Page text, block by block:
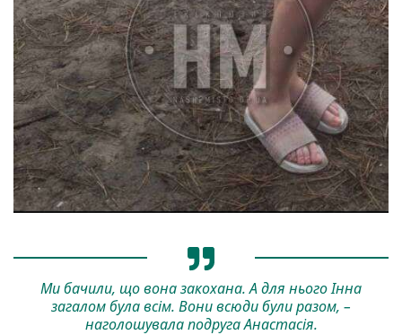
Ми бачили, що вона закохана. А для нього Інна
загалом була всім. Вони всюди були разом, –
наголошувала подруга Анастасія.